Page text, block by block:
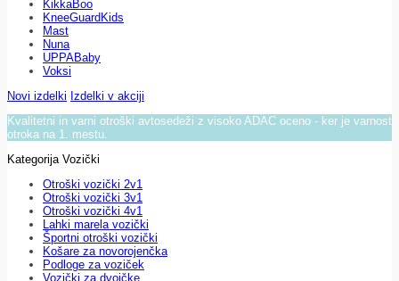
KikkaBoo
KneeGuardKids
Mast
Nuna
UPPABaby
Voksi
Novi izdelki Izdelki v akciji
Kvalitetni in varni otroški avtosedeži z visoko ADAC oceno - ker je varnost
otroka na 1. mestu.
Kategorija Vozički
Otroški vozički 2v1
Otroški vozički 3v1
Otroški vozički 4v1
Lahki marela vozički
Športni otroški vozički
Košare za novorojenčka
Podloge za voziček
Vozički za dvojčke